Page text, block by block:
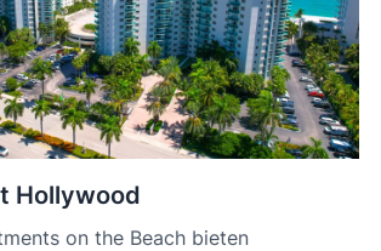
Hollywood
on the Beach bieten